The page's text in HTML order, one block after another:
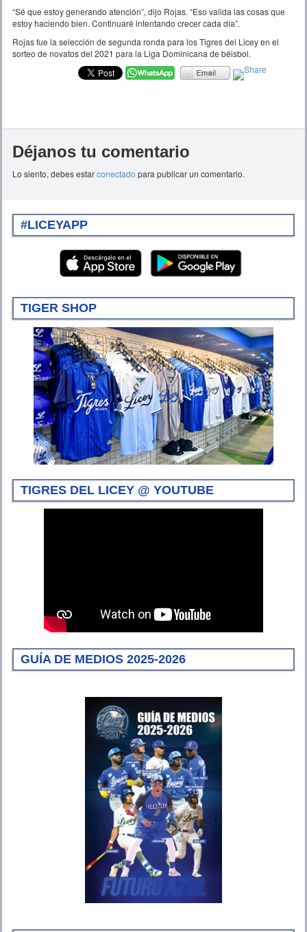
“Sé que estoy generando atención”, dijo Rojas. “Eso valida las cosas que
estoy haciendo bien. Continuaré intentando crecer cada día”.
Rojas fue la selección de segunda ronda para los Tigres del Licey en el
sorteo de novatos del 2021 para la Liga Dominicana de béisbol.
Déjanos tu comentario
Lo siento, debes estarconectado para publicar un comentario.
#LICEYAPP
TIGER SHOP
TIGRES DEL LICEY @ YOUTUBE
GUÍA DE MEDIOS 2025-2026